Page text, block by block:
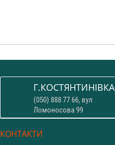
Г.КОСТЯНТИНІВКА
(050) 888 77 66, вул
Ломоносова 99
КОНТАКТИ